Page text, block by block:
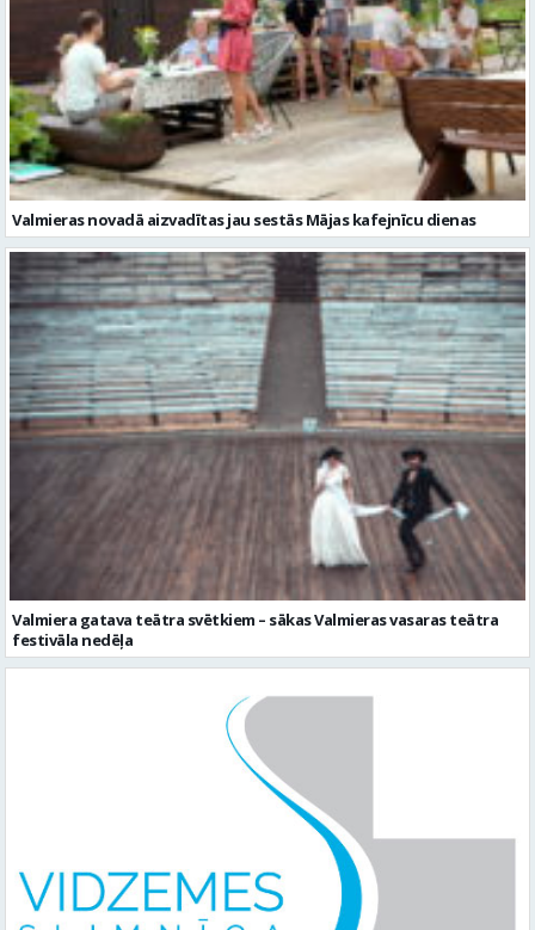
Valmieras novadā aizvadītas jau sestās Mājas kafejnīcu dienas
Valmiera gatava teātra svētkiem – sākas Valmieras vasaras teātra
festivāla nedēļa